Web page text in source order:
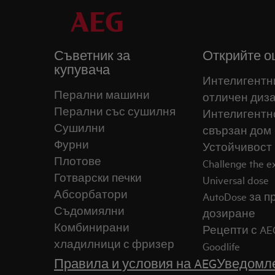
Съветник за
купувача
Перални машини
Перални със сушилня
Сушилни
Фурни
Плотове
Готварски печки
Абсорбатори
Съдомиялни
Комбинирани
хладилници с фризер
Открийте
отличен
свързан дом
Устойчивост
Challenge the
Universal dose
AutoDose за
дозиране
Рецепти с
Goodlife
Правила и условия на AEG